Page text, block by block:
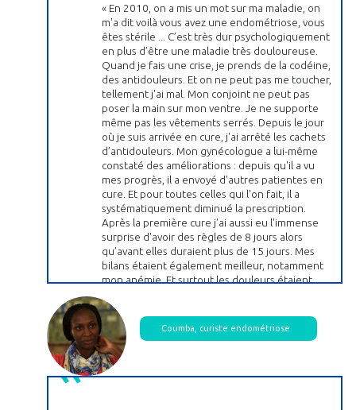
« En 2010, on a mis un mot sur ma maladie, on
m'a dit voilà vous avez une endométriose, vous
êtes stérile ... C’est très dur psychologiquement
en plus d’être une maladie très douloureuse.
Quand je fais une crise, je prends de la codéine,
des antidouleurs. Et on ne peut pas me toucher,
tellement j'ai mal. Mon conjoint ne peut pas
poser la main sur mon ventre. Je ne supporte
même pas les vêtements serrés. Depuis le jour
où je suis arrivée en cure, j'ai arrêté les cachets
d’antidouleurs. Mon gynécologue a lui-même
constaté des améliorations : depuis qu'il a vu
mes progrès, il a envoyé d'autres patientes en
cure. Et pour toutes celles qui l'on fait, il a
systématiquement diminué la prescription.
Après la première cure j'ai aussi eu l'immense
surprise d'avoir des règles de 8 jours alors
qu’avant elles duraient plus de 15 jours. Mes
bilans étaient également meilleur, notamment
mon anémie. Et surtout les douleurs étaient
5 jours de règles. Et encore moins de douleurs.
La troisième année, je suis passée à 4 jours, avec
seulement deux jours d'hémorragie. Là, je
revivais ! Et puis surtout, pas de douleur,
pendant 10 mois !
Coumba, curiste endométriose